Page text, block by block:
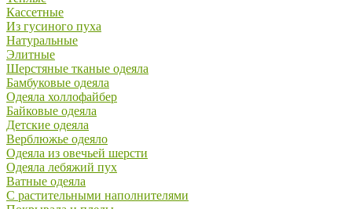
Кассетные
Из гусиного пуха
Натуральные
Элитные
Шерстяные тканые одеяла
Бамбуковые одеяла
Одеяла холлофайбер
Байковые одеяла
Детские одеяла
Верблюжье одеяло
Одеяла из овечьей шерсти
Одеяла лебяжий пух
Ватные одеяла
С растительными наполнителями